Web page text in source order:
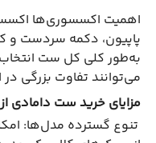
اهمیت اکسسوری‌ها
پاپیون، دکمه سردست و
به‌طور کلی کل ست
می‌توانند تفاوت بزرگی
مزایای خرید ست دامادی از
تنوع گسترده مدل‌ها: